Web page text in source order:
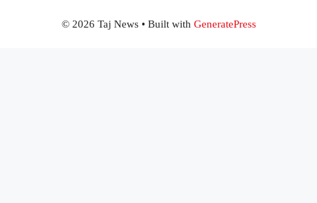
© 2026 Taj News• Built with GeneratePress